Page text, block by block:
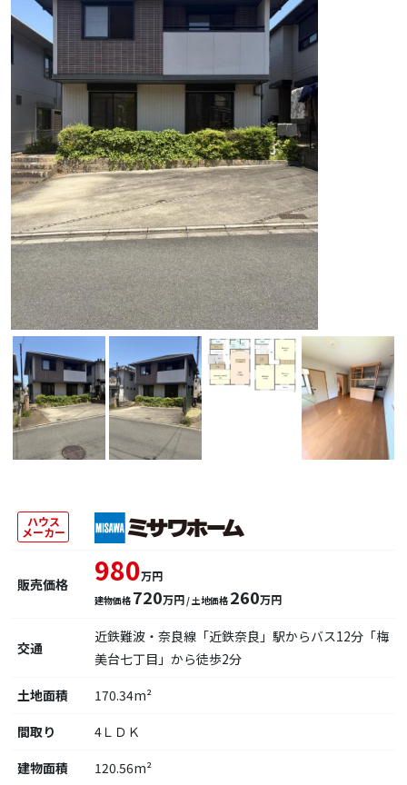
ハウス
メーカー
販売価格 980万円
建物価格 720万円/ 土地価格 260万円
交通
近鉄難波・奈良線「近鉄奈良」駅からバス12分「梅
美台七丁目」から徒歩2分
土地面積
170.34m²
間取り
4ＬＤＫ
建物面積
120.56m²